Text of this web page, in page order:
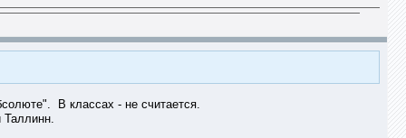
В классах - не считается.
Таллинн.